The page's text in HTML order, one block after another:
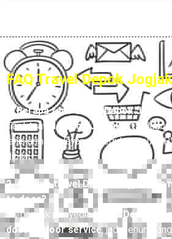
FAQ Travel Depok
1. Berapa tarif travel Depok
Tariftravel Depok Jogjakarta
jenis armada, layanan (reguler atau
dipilih.
2. Apakah travel Depok Jogjakarta
to door?
Ya, banyak penyediatravel Depok